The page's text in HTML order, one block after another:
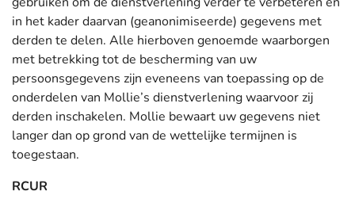
in het kader daarvan (geanonimiseerde) gegevens met
derden te delen. Alle hierboven genoemde waarborgen
met betrekking tot de bescherming van uw
persoonsgegevens zijn eveneens van toepassing op de
onderdelen van Mollie’s dienstverlening waarvoor zij
derden inschakelen. Mollie bewaart uw gegevens niet
langer dan op grond van de wettelijke termijnen is
toegestaan.
RCUR